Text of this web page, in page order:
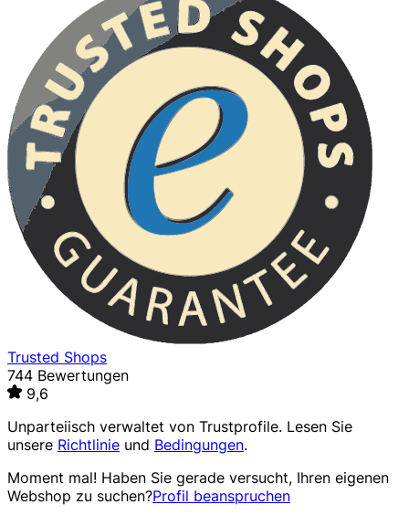
Trusted Shops
744 Bewertungen
9,6
Unparteiisch verwaltet von Trustprofile. Lesen Sie
unsere Richtlinie und Bedingungen.
Moment mal! Haben Sie gerade versucht, Ihren eigenen
Webshop zu suchen?Profil beanspruchen